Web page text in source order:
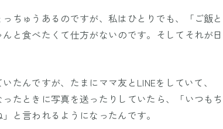
ちゅうあるのですが、私はひとりでも、「ご飯と
と食べたくて仕方がないのです。そしてそれが日
たんですが、たまにママ友とLINEをしていて、
たときに写真を送ったりしていたら、「いつもち
と言われるようになったんです。